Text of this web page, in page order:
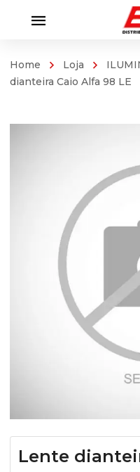
Home Loja
dianteira Caio Alfa 98 LE
Lente